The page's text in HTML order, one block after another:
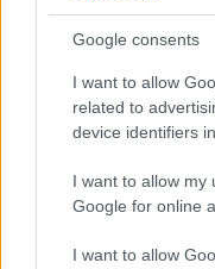
Google consents
I want to allow
related to
device identifiers
I want to allow my
Google for online
I want to allow
Leeds Unitedvs
ELŐZŐ
Támogatás